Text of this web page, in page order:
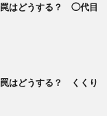
はどうする？ ◯代目
はどうする？ くくり